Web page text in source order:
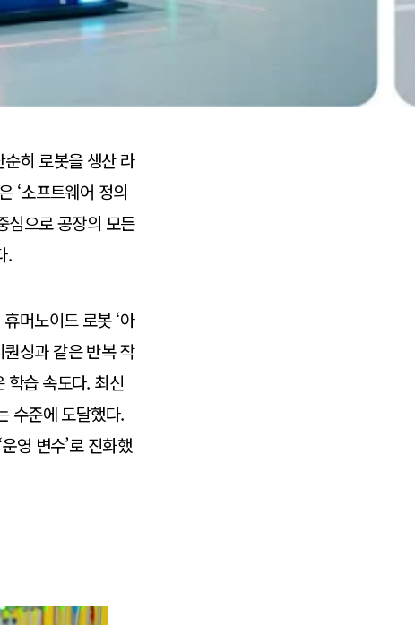
히 로봇을 생산 라
‘소프트웨어 정의
으로 공장의 모든
.
머노이드 로봇 ‘아
싱과 같은 반복 작
학습 속도다. 최신
수준에 도달했다.
영 변수’로 진화했